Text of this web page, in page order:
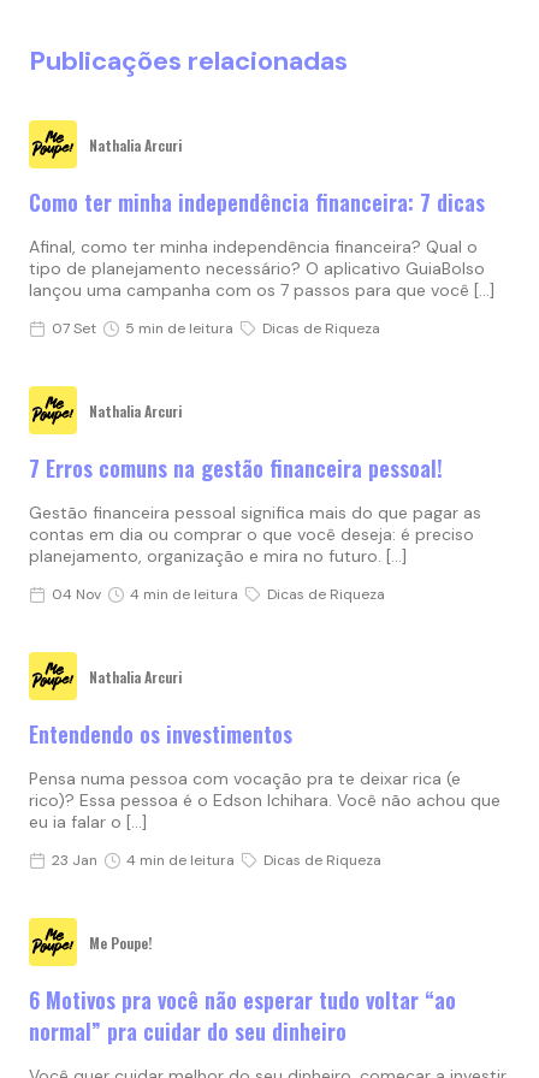
Publicações relacionadas
Nathalia Arcuri
Como ter minha independência financeira: 7 dicas
Afinal, como ter minha independência financeira? Qual o
tipo de planejamento necessário? O aplicativo GuiaBolso
lançou uma campanha com os 7 passos para que você […]
07 Set 5 min de leitura Dicas de Riqueza
Nathalia Arcuri
7 Erros comuns na gestão financeira pessoal!
Gestão financeira pessoal significa mais do que pagar as
contas em dia ou comprar o que você deseja: é preciso
planejamento, organização e mira no futuro. […]
04 Nov 4 min de leitura Dicas de Riqueza
Nathalia Arcuri
Entendendo os investimentos
Pensa numa pessoa com vocação pra te deixar rica (e
rico)? Essa pessoa é o Edson Ichihara. Você não achou que
eu ia falar o […]
23 Jan 4 min de leitura Dicas de Riqueza
Me Poupe!
6 Motivos pra você não esperar tudo voltar “ao
normal” pra cuidar do seu dinheiro